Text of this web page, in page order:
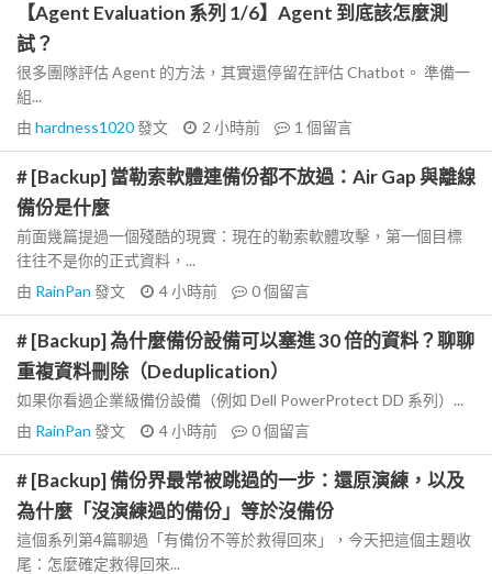
【Agent Evaluation 系列 1/6】Agent 到底該怎麼測
試？
很多團隊評估 Agent 的方法，其實還停留在評估 Chatbot。 準備一
組...
由 hardness1020發文 2 小時前 1 個留言
# [Backup] 當勒索軟體連備份都不放過：Air Gap 與離線
備份是什麼
前面幾篇提過一個殘酷的現實：現在的勒索軟體攻擊，第一個目標
往往不是你的正式資料，...
由 RainPan 發文 4 小時前 0個留言
# [Backup] 為什麼備份設備可以塞進 30 倍的資料？聊聊
重複資料刪除（Deduplication）
如果你看過企業級備份設備（例如 Dell PowerProtect DD 系列）...
由 RainPan 發文 4 小時前 0個留言
# [Backup] 備份界最常被跳過的一步：還原演練，以及
為什麼「沒演練過的備份」等於沒備份
這個系列第4篇聊過「有備份不等於救得回來」，今天把這個主題收
尾：怎麼確定救得回來...